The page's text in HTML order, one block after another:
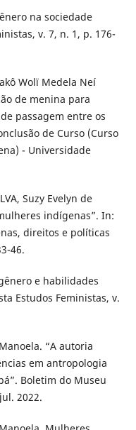
na sociedade
v. 7, n. 1, p. 176-
Wolï Medela Neí
de menina para
passagem entre os
de Curso (Curso
- Universidade
Suzy Evelyn de
indígenas”. In:
direitos e políticas
46.
e habilidades
Estudos Feministas, v.
Manoela. “A autoria
em antropologia
Boletim do Museu
2022.